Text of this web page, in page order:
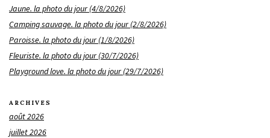
Jaune. la photo du jour (4/8/2026)
Camping sauvage. la photo du jour (2/8/2026)
Paroisse. la photo du jour (1/8/2026)
Fleuriste. la photo du jour (30/7/2026)
Playground love. la photo du jour (29/7/2026)
ARCHIVES
août 2026
juillet 2026